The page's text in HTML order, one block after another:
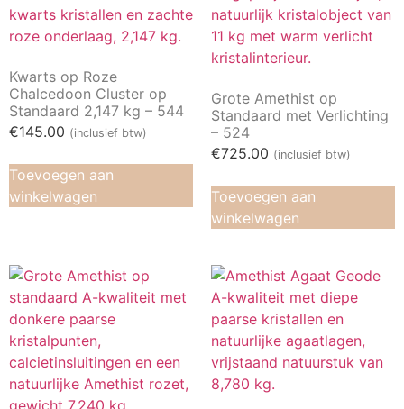
Kwarts op Roze
Chalcedoon Cluster op
Standaard 2,147 kg – 544
€145.00 (inclusief btw)
Toevoegen aan
winkelwagen
Grote Amethist op
Standaard met Verlichting
– 524
€725.00 (inclusief btw)
Toevoegen aan
winkelwagen